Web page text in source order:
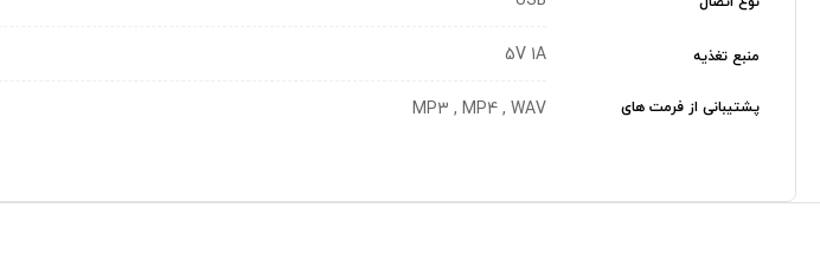
منبع تغذیه 5V 1A
پشتیبانی از فرمت های MP3 , MP4 , WAV